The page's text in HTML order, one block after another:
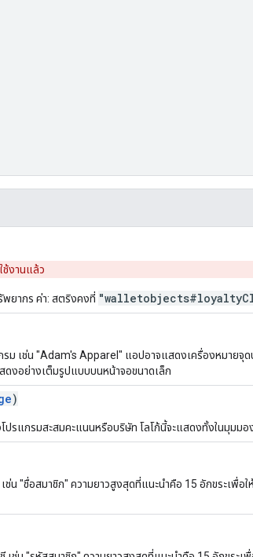
ช้งานแล้ว
พยากร ค่า: สตริงคงที่
รม เช่น "Adam's Apparel" แอปอาจแสดงเครื่องหมายจุ
ดงอย่างเต็มรูปแบบบนหน้าจอขนาดเล็ก
)
ปรแกรมสะสมคะแนนหรือบริษัท โลโก้นี้จะแสดงทั้งในมุมม
ช่น "ชื่อสมาชิก" ความยาวสูงสุดที่แนะนำคือ 15 อักขระเพื่